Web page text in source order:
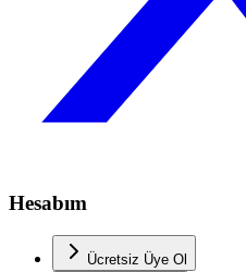
Hesabım
Ücretsiz Üye Ol